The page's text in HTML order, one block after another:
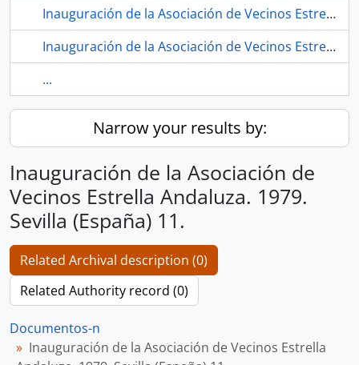
Inauguración de la Asociación de Vecinos Estrella Andaluza. 1979. Sevilla (España) 14.
Inauguración de la Asociación de Vecinos Estrella Andaluza. 1979. Sevilla (España) 15.
...
Narrow your results by:
Inauguración de la Asociación de
Vecinos Estrella Andaluza. 1979.
Sevilla (España) 11.
Related Archival description (0)
Related Authority record (0)
Documentos-n
Inauguración de la Asociación de Vecinos Estrella